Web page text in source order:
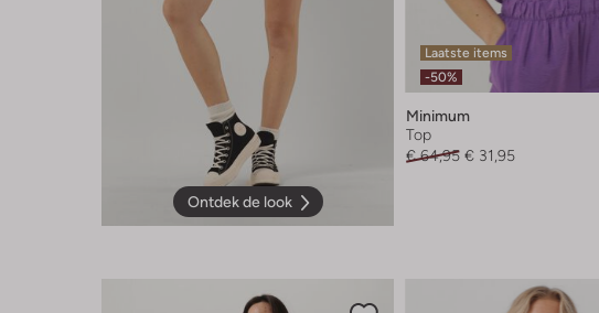
Ontdek de look
Laatste items
-50%
Minimum
Top
€ 64,95 € 31,95